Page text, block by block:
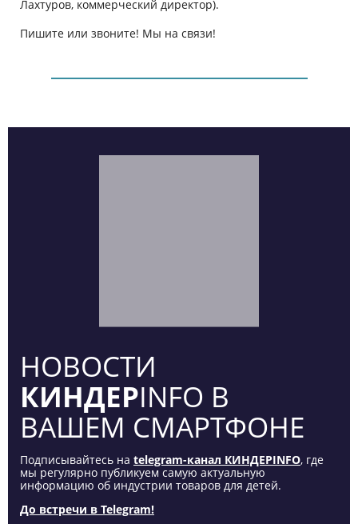
Лахтуров, коммерческий директор).
Пишите или звоните! Мы на связи!
НОВОСТИ
КИНДЕРINFO В
ВАШЕМ СМАРТФОНЕ
Подписывайтесь на telegram-канал КИНДЕРINFO, где
мы регулярно публикуем самую актуальную
информацию об индустрии товаров для детей.
До встречи в Telegram!